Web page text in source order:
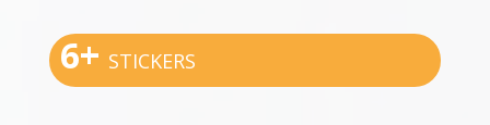
6+ STICKERS